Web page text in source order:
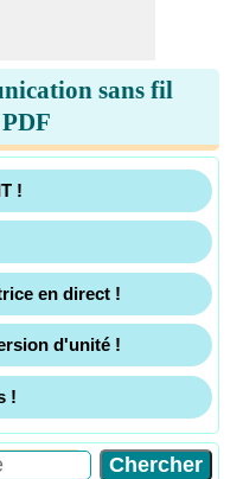
sans fil
!
en direct !
d'unité !
!